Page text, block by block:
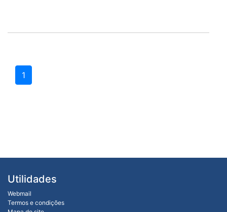
1
Utilidades
Webmail
Termos e condições